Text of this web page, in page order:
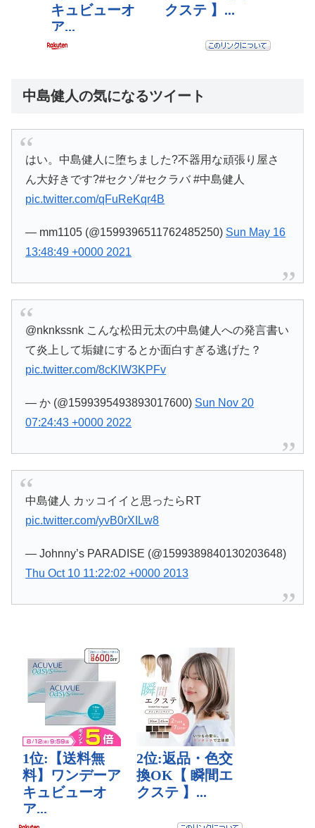
中島健人の気になるツイート
はい。中島健人に堕ちました?不器用な頑張り屋さ
ん大好きです?#セクゾ#セクラバ #中島健人
pic.twitter.com/qFuReKqr4B
— mm1105 (@1599396511762485250) Sun May 16
13:48:49 +0000 2021
@nknkssnk こんな松田元太の中島健人への発言書い
て炎上して垢鍵にするとか面白すぎる逃げた？
pic.twitter.com/8cKlW3KPFv
— か (@1599395493893017600) Sun Nov 20
07:24:43 +0000 2022
中島健人 カッコイイと思ったらRT
pic.twitter.com/yvB0rXILw8
— Johnny’s PARADISE (@1599389840130203648)
Thu Oct 10 11:22:02 +0000 2013